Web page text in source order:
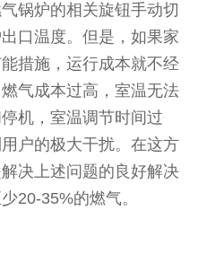
锅炉的相关旋钮手动切
口温度。但是，如果家
措施，运行成本就不经
气成本过高，室温无法
机，室温调节时间过
户的极大干扰。在这方
决上述问题的良好解决
20-35%的燃气。